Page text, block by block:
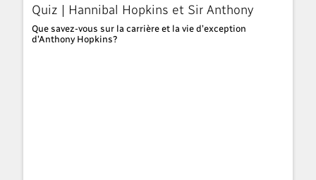
Quiz | Hannibal Hopkins et Sir Anthony
Que savez-vous sur la carrière et la vie d’exception
d’Anthony Hopkins?